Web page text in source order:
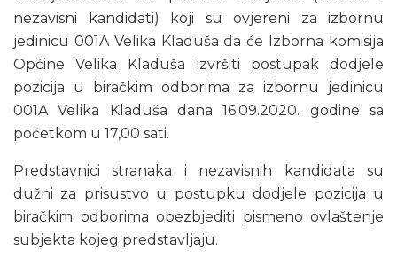
nezavisni kandidati) koji su ovjereni za izbornu
jedinicu 001A Velika Kladuša da će Izborna komisija
Općine Velika Kladuša izvršiti postupak dodjele
pozicija u biračkim odborima za izbornu jedinicu
001A Velika Kladuša dana 16.09.2020. godine sa
početkom u 17,00 sati.
Predstavnici stranaka i nezavisnih kandidata su
dužni za prisustvo u postupku dodjele pozicija u
biračkim odborima obezbjediti pismeno ovlaštenje
subjekta kojeg predstavljaju.